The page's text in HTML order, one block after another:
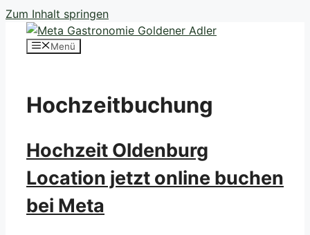
Zum Inhalt springen
Menü
Hochzeitbuchung
Hochzeit Oldenburg
Location jetzt online buchen
bei Meta